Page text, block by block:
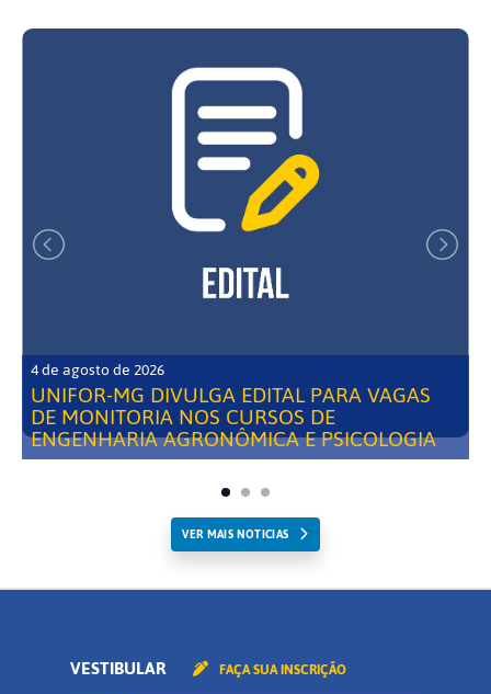
4 de agosto de 2026
UNIFOR-MG DIVULGA EDITAL PARA VAGAS
DE MONITORIA NOS CURSOS DE
ENGENHARIA AGRONÔMICA E PSICOLOGIA
VER MAIS NOTICIAS
VESTIBULAR FAÇA SUA INSCRIÇÃO